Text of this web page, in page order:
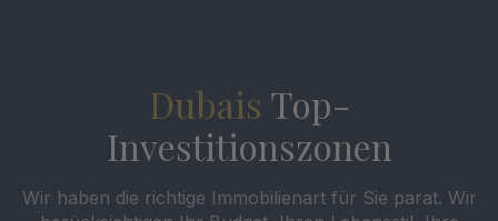
Dubais Top-
Investitionszonen
Wir haben die richtige Immobilienart für Sie parat. Wir